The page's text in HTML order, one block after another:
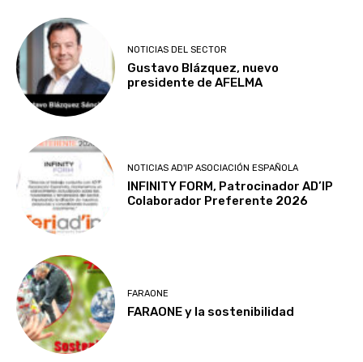
NOTICIAS DEL SECTOR
Gustavo Blázquez, nuevo
presidente de AFELMA
NOTICIAS AD'IP ASOCIACIÓN ESPAÑOLA
INFINITY FORM, Patrocinador AD’IP
Colaborador Preferente 2026
FARAONE
FARAONE y la sostenibilidad